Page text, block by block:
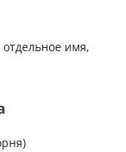
имя,